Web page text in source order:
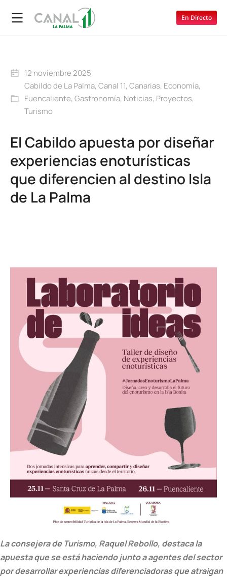
En Directo
12 noviembre 2025
Cabildo de La Palma, Canal 11, Canarias, Economía,
Fuencaliente, Gastronomía, Noticias, Proyectos,
Turismo
El Cabildo apuesta por diseñar
experiencias enoturísticas
que diferencien al destino Isla
de La Palma
La consejera de Turismo, Raquel Rebollo, destaca la
apuesta que se está haciendo junto a agentes del sector
por desarrollar experiencias diferenciadoras que atraigan